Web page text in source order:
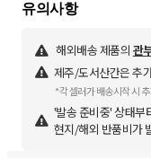
유의사항
해외배송 제품의 관
제주/도서산간은 추
*각 셀러가 배송시작 시
'발송 준비중' 상태부
현지/해외 반품비가